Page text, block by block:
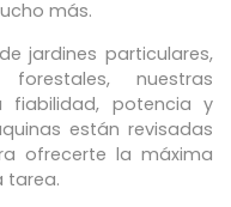
más.
jardines particulares,
nuestras
fiabilidad, potencia y
están revisadas
ofrecerte la máxima
tarea.